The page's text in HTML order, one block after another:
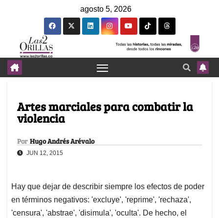
agosto 5, 2026
Artes marciales para combatir la
violencia
Por Hugo Andrés Arévalo
JUN 12, 2015
Hay que dejar de describir siempre los efectos de poder
en términos negativos: 'excluye', 'reprime', 'rechaza',
'censura', 'abstrae', 'disimula', 'oculta'. De hecho, el